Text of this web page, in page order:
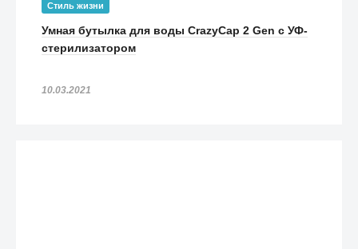
Стиль жизни
Умная бутылка для воды CrazyCap 2 Gen с УФ-
стерилизатором
10.03.2021